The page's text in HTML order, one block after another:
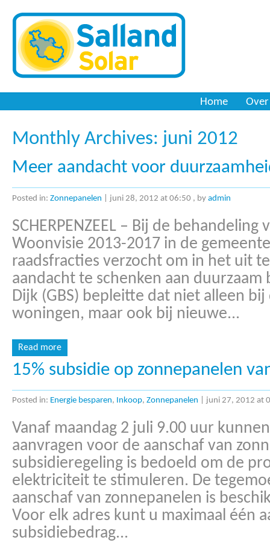
Home
Monthly Archives: juni 2012
Meer aandacht voor
Posted in: Zonnepanelen juni 28, 2012 at 06:50 , by admin
SCHERPENZEEL – Bij de
Woonvisie 2013-2017 in de
raadsfracties verzocht om in het uit
aandacht te schenken aan
Dijk (GBS) bepleitte dat niet alleen
woningen, maar ook bij nieuwe...
Read more
15% subsidie op zonnepanelen
Posted in: Energie besparen, Inkoop, Zonnepanelen juni 27, 2012 at
Vanaf maandag 2 juli 9.00 uur
aanvragen voor de aanschaf van
subsidieregeling is bedoeld om de
elektriciteit te stimuleren. De
aanschaf van zonnepanelen is
Voor elk adres kunt u maximaal één
subsidiebedrag...